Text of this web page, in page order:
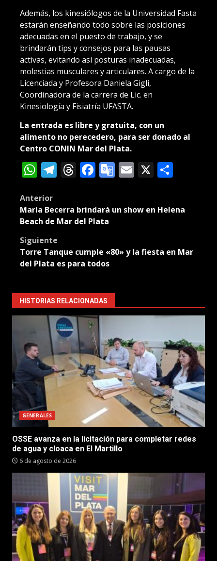
Además, los kinesiólogos de la Universidad Fasta
estarán enseñando todo sobre las posiciones
adecuadas en el puesto de trabajo, y se
brindarán tips y consejos para las pausas
activas, evitando así posturas inadecuadas,
molestias musculares y articulares. A cargo de la
Licenciada y Profesora Daniela Gigli,
Coordinadora de la carrera de Lic. en
Kinesiología y Fisiatría UFASTA.
La entrada es libre y gratuita, con un
alimento no perecedero, para ser donado al
Centro CONIN Mar del Plata.
WhatsApp
Telegram
Threads
Facebook
Google
Email
X
Post
navigation
Anterior
María Becerra brindará un show en Helena
Beach de Mar del Plata
Siguiente
Torre Tanque cumple «80» y la fiesta en Mar
del Plata es para todos
HISTORIAS RELACIONADAS
GENERALES
OSSE avanza en la licitación para completar redes
de agua y cloaca en El Martillo
6 de agosto de 2026